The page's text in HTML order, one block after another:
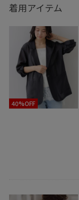
※記載のないアイ
お気に入りのシ
タップして保存
《お気に入り》か
便利！
日々スタイリング
フォロー頂けると
◾️LINEでディア
【友だち追加】
着用アイテム
40%OFF